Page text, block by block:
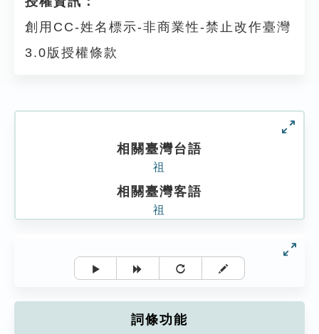
創用CC-姓名標示-非商業性-禁止改作臺灣
3.0版授權條款
相關臺灣台語
祖
相關臺灣客語
祖
詞條功能